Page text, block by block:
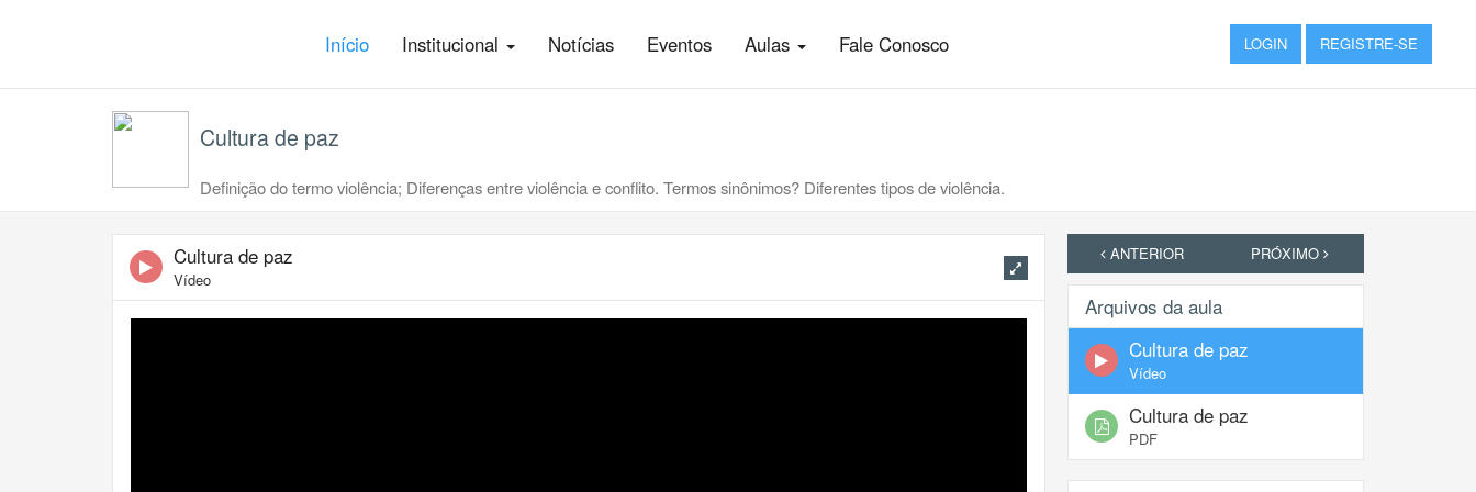
Início Institucional Notícias Eventos Aulas Fale Conosco LOGIN REGISTRE-SE
Cultura de paz
Definição do termo violência; Diferenças entre violência e conflito. Termos sinônimos? Diferentes tipos de violência.
Cultura de paz
Vídeo
ANTERIOR PRÓXIMO
Arquivos da aula
Cultura de paz
Vídeo
Cultura de paz
PDF